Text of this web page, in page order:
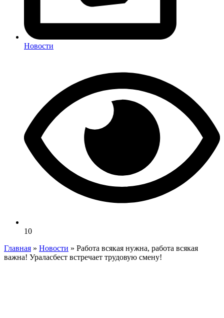
Новости
10
Главная » Новости » Работа всякая нужна, работа всякая
важна! Ураласбест встречает трудовую смену!